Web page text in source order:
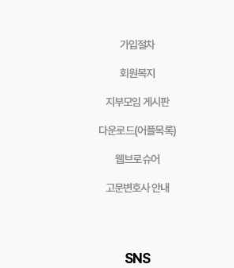
가입절차
회원복지
지부모임 게시판
다운로드(어플목록)
웹브로슈어
고문변호사 안내
SNS